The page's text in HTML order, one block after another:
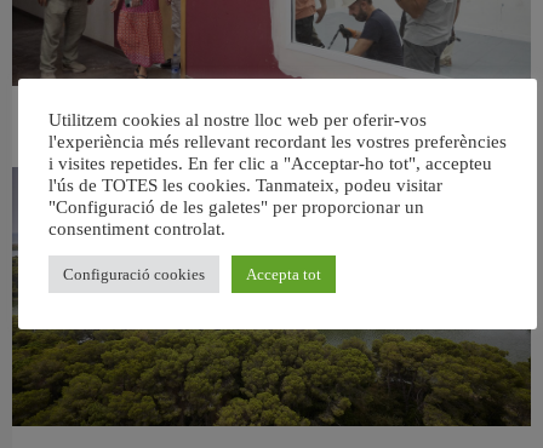
València ultima el nou centre per a persones majors del barri de Sant Antoni
6 agost, 2026
Utilitzem cookies al nostre lloc web per oferir-vos
l'experiència més rellevant recordant les vostres preferències
i visites repetides. En fer clic a "Acceptar-ho tot", accepteu
l'ús de TOTES les cookies. Tanmateix, podeu visitar
"Configuració de les galetes" per proporcionar un
consentiment controlat.
Configuració cookies Accepta tot